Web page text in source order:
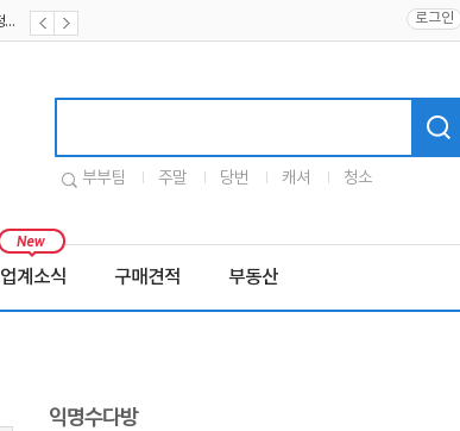
[공지] [호텔업] 유료서비스 이용약관 개정본2 (19.09.02) 로그인
부부팀 주말 당번 캐셔 청소
업계소식 구매견적 부동산
익명수다방